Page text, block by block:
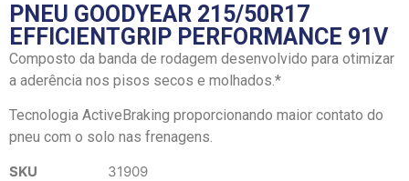
PNEU GOODYEAR 215/50R17
EFFICIENTGRIP PERFORMANCE 91V
Composto da banda de rodagem desenvolvido para otimizar
a aderência nos pisos secos e molhados.*
Tecnologia ActiveBraking proporcionando maior contato do
pneu com o solo nas frenagens.
SKU
31909